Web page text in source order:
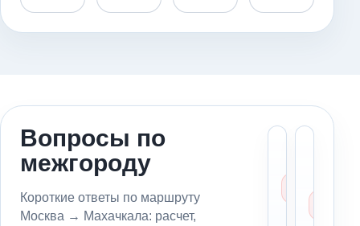
Вопросы по
межгороду
Короткие ответы по маршруту
Москва → Махачкала: расчет,
из
в